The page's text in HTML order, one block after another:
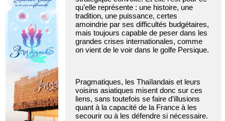
qu’elle représente : une histoire, une
tradition, une puissance, certes
amoindrie par ses difficultés budgétaires,
mais toujours capable de peser dans les
grandes crises internationales, comme
on vient de le voir dans le golfe Persique.
Pragmatiques, les Thaïlandais et leurs
voisins asiatiques misent donc sur ces
liens, sans toutefois se faire d’illusions
quant à la capacité de la France à les
secourir ou à les défendre si nécessaire.